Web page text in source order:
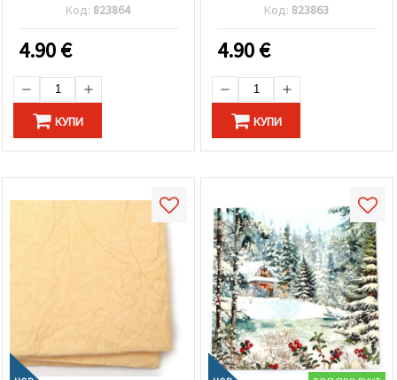
Код: 823864
4.90€
КУПИ
Код: 823863
4.90€
КУПИ